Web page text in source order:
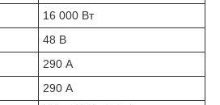
16 000 Вт
48 В
290 А
290 А